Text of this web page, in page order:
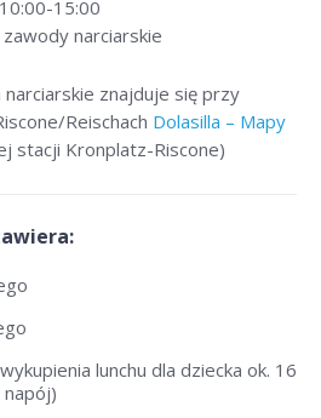
15:00
narciarskie
narciarskie znajduje się przy
Reischach Dolasilla – Mapy
stacji Kronplatz-Riscone)
lunchu dla dziecka ok. 16
napój)